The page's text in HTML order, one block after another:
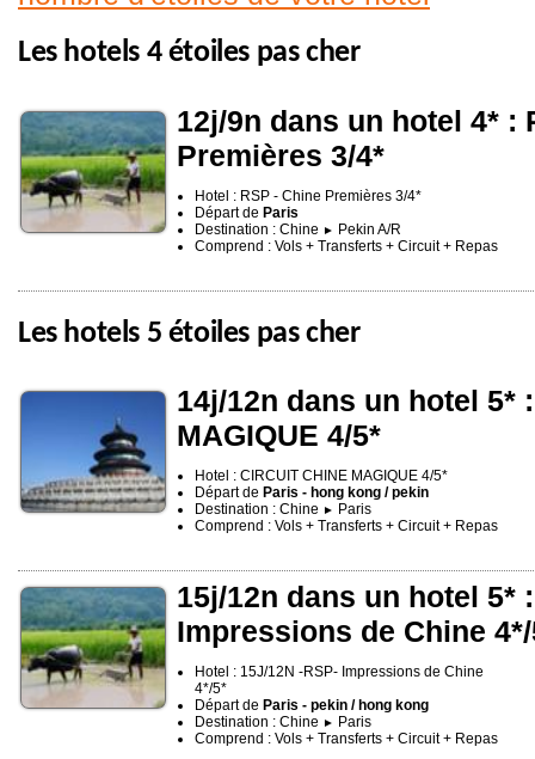
Les hotels 4 étoiles pas cher
12j/9n dans un hotel 4* :
Premières 3/4*
Hotel : RSP - Chine Premières 3/4*
Départ de Paris
Destination : Chine ►
Pekin A/R
Comprend : Vols + Transferts + Circuit + Repas
Les hotels 5 étoiles pas cher
14j/12n dans un hotel 5*
MAGIQUE 4/5*
Hotel : CIRCUIT CHINE MAGIQUE 4/5*
Départ de Paris - hong kong / pekin
Destination : Chine ►
Paris
Comprend : Vols + Transferts + Circuit + Repas
15j/12n dans un hotel 5*
Impressions de Chine
Hotel : 15J/12N -RSP- Impressions de Chine
4*/5*
Départ de Paris - pekin / hong kong
Destination : Chine ►
Paris
Comprend : Vols + Transferts + Circuit + Repas